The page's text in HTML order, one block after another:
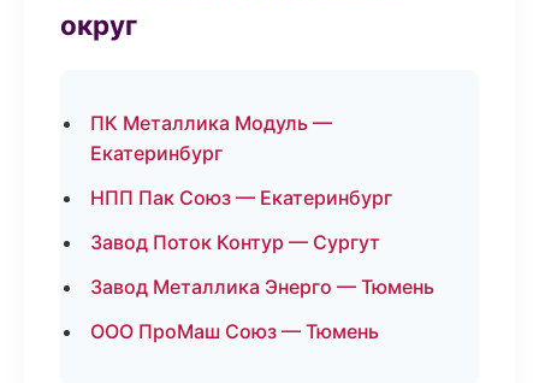
округ
ПК Металлика Модуль —
Екатеринбург
НПП Пак Союз — Екатеринбург
Завод Поток Контур — Сургут
Завод Металлика Энерго — Тюмень
ООО ПроМаш Союз — Тюмень